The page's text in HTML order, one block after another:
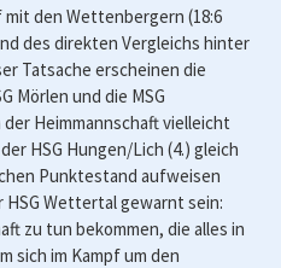
den Wettenbergern (18:6
des direkten Vergleichs hinter
Tatsache erscheinen die
Mörlen und die MSG
Heimmannschaft vielleicht
HSG Hungen/Lich (4.) gleich
Punktestand aufweisen
Wettertal gewarnt sein:
zu tun bekommen, die alles in
sich im Kampf um den